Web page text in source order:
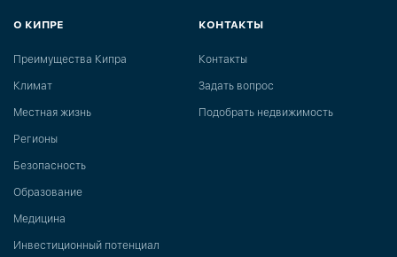
О КИПРЕ
Преимущества Кипра
Климат
Местная жизнь
Регионы
Безопасность
Образование
Медицина
Инвестиционный потенциал
КОНТАКТЫ
Контакты
Задать вопрос
Подобрать недвижимость